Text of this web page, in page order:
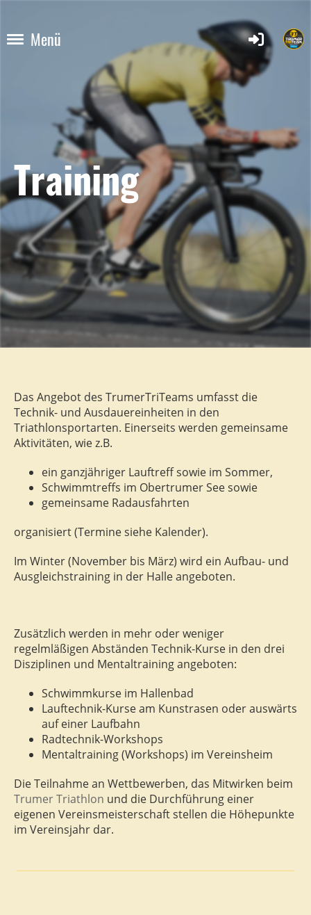
Menü
Training
Das Angebot des TrumerTriTeams umfasst die
Technik- und Ausdauereinheiten in den
Triathlonsportarten. Einerseits werden gemeinsame
Aktivitäten, wie z.B.
ein ganzjähriger Lauftreff sowie im Sommer,
Schwimmtreffs im Obertrumer See sowie
gemeinsame Radausfahrten
organisiert (Termine siehe Kalender).
Im Winter (November bis März) wird ein Aufbau- und
Ausgleichstraining in der Halle angeboten.
Zusätzlich werden in mehr oder weniger
regelmläßigen Abständen Technik-Kurse in den drei
Disziplinen und Mentaltraining angeboten:
Schwimmkurse im Hallenbad
Lauftechnik-Kurse am Kunstrasen oder auswärts
auf einer Laufbahn
Radtechnik-Workshops
Mentaltraining (Workshops) im Vereinsheim
Die Teilnahme an Wettbewerben, das Mitwirken beim
Trumer Triathlon und die Durchführung einer
eigenen Vereinsmeisterschaft stellen die Höhepunkte
im Vereinsjahr dar.